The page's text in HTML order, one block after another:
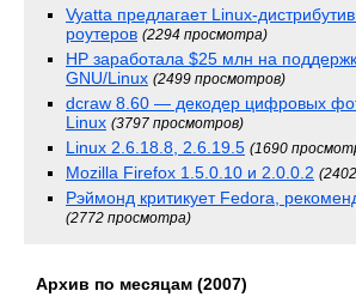
Vyatta предлагает Linux-
роутеров (2294 просмотра)
HP заработала $25 млн на
GNU/Linux (2499 просмотров)
dcraw 8.60 — декодер цифровых
Linux (3797 просмотров)
Linux 2.6.18.8, 2.6.19.5 (1690
Mozilla Firefox 1.5.0.10 и 2.0.0.2
Рэймонд критикует Fedora,
(2772 просмотра)
Архив по месяцам (2007)